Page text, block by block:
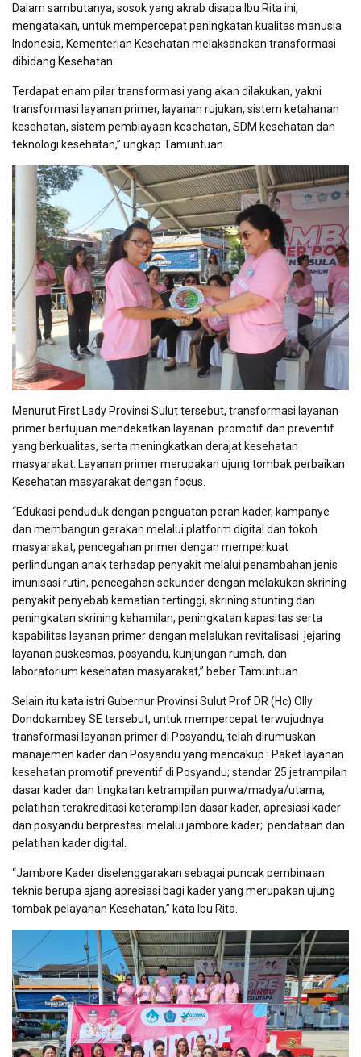
Dalam sambutanya, sosok yang akrab disapa Ibu Rita ini,
mengatakan, untuk mempercepat peningkatan kualitas manusia
Indonesia, Kementerian Kesehatan melaksanakan transformasi
dibidang Kesehatan.
Terdapat enam pilar transformasi yang akan dilakukan, yakni
transformasi layanan primer, layanan rujukan, sistem ketahanan
kesehatan, sistem pembiayaan kesehatan, SDM kesehatan dan
teknologi kesehatan,” ungkap Tamuntuan.
Menurut First Lady Provinsi Sulut tersebut, transformasi layanan
primer bertujuan mendekatkan layanan promotif dan preventif
yang berkualitas, serta meningkatkan derajat kesehatan
masyarakat. Layanan primer merupakan ujung tombak perbaikan
Kesehatan masyarakat dengan focus.
“Edukasi penduduk dengan penguatan peran kader, kampanye
dan membangun gerakan melalui platform digital dan tokoh
masyarakat, pencegahan primer dengan memperkuat
perlindungan anak terhadap penyakit melalui penambahan jenis
imunisasi rutin, pencegahan sekunder dengan melakukan skrining
penyakit penyebab kematian tertinggi, skrining stunting dan
peningkatan skrining kehamilan, peningkatan kapasitas serta
kapabilitas layanan primer dengan melalukan revitalisasi jejaring
layanan puskesmas, posyandu, kunjungan rumah, dan
laboratorium kesehatan masyarakat,” beber Tamuntuan.
Selain itu kata istri Gubernur Provinsi Sulut Prof DR (Hc) Olly
Dondokambey SE tersebut, untuk mempercepat terwujudnya
transformasi layanan primer di Posyandu, telah dirumuskan
manajemen kader dan Posyandu yang mencakup : Paket layanan
kesehatan promotif preventif di Posyandu; standar 25 jetrampilan
dasar kader dan tingkatan ketrampilan purwa/madya/utama,
pelatihan terakreditasi keterampilan dasar kader, apresiasi kader
dan posyandu berprestasi melalui jambore kader; pendataan dan
pelatihan kader digital.
“Jambore Kader diselenggarakan sebagai puncak pembinaan
teknis berupa ajang apresiasi bagi kader yang merupakan ujung
tombak pelayanan Kesehatan,” kata Ibu Rita.